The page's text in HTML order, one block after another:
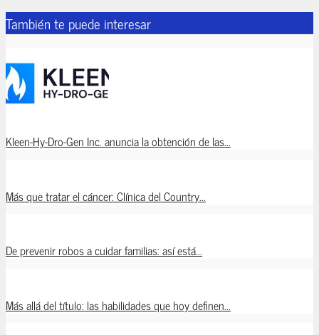
También te puede interesar
Kleen-Hy-Dro-Gen Inc. anuncia la obtención de las...
Más que tratar el cáncer: Clínica del Country...
De prevenir robos a cuidar familias: así está...
Más allá del título: las habilidades que hoy definen...